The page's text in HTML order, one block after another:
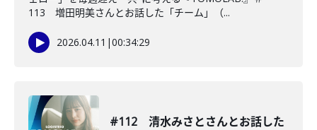
113 増田明美さんとお話した「チーム」（...
2026.04.11 |00:34:29
#112 清水みさとさんとお話した